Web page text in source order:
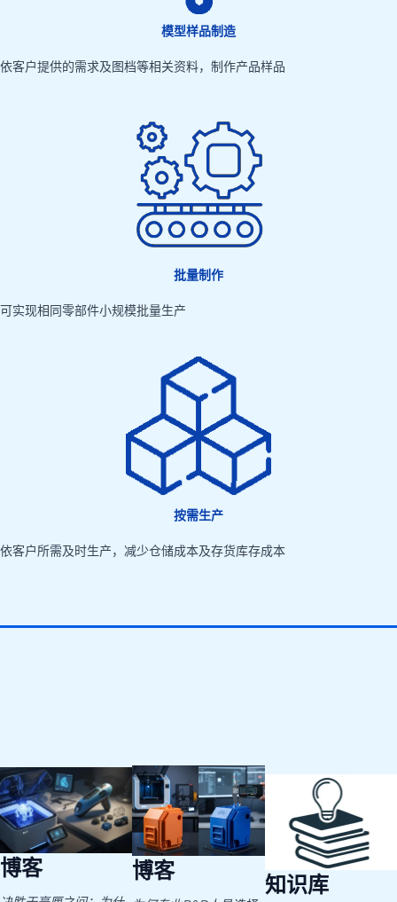
模型样品制造
依客户提供的需求及图档等相关资料，制作产品样品
批量制作
可实现相同零部件小规模批量生产
按需生产
依客户所需及时生产，减少仓储成本及存货库存成本
博客 博客
知识库